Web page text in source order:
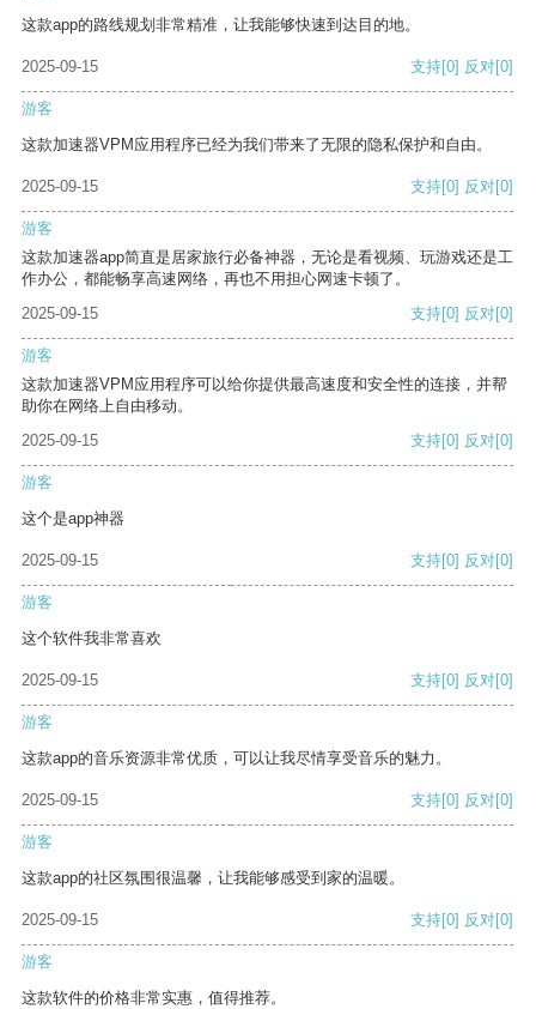
这款app的路线规划非常精准，让我能够快速到达目的地。
2025-09-15 支持[0] 反对[0]
游客
这款加速器VPM应用程序已经为我们带来了无限的隐私保护和自由。
2025-09-15 支持[0] 反对[0]
游客
这款加速器app简直是居家旅行必备神器，无论是看视频、玩游戏还是工
作办公，都能畅享高速网络，再也不用担心网速卡顿了。
2025-09-15
支持[0] 反对[0]
游客
这款加速器VPM应用程序可以给你提供最高速度和安全性的连接，并帮
助你在网络上自由移动。
2025-09-15
支持[0] 反对[0]
游客
这个是app神器
2025-09-15 支持[0] 反对[0]
游客
这个软件我非常喜欢
2025-09-15 支持[0] 反对[0]
游客
这款app的音乐资源非常优质，可以让我尽情享受音乐的魅力。
2025-09-15 支持[0] 反对[0]
游客
这款app的社区氛围很温馨，让我能够感受到家的温暖。
2025-09-15 支持[0] 反对[0]
游客
这款软件的价格非常实惠，值得推荐。